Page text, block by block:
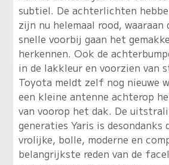
subtiel. De achterlichten
zijn nu helemaal rood,
snelle voorbij gaan het
herkennen. Ook de
in de lakkleur en voorzien van
Toyota meldt zelf nog nieuwe
een kleine antenne achterop
van voorop het dak. De
generaties Yaris is desondanks
vrolijke, bolle, moderne en
belangrijkste reden van de